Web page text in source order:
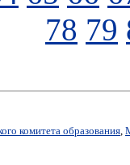
78 79
комитета образования,